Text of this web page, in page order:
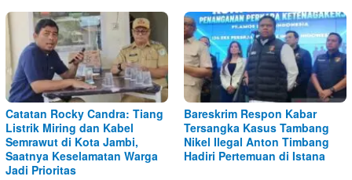
Catatan Rocky Candra: Tiang
Listrik Miring dan Kabel
Semrawut di Kota Jambi,
Saatnya Keselamatan Warga
Jadi Prioritas
Bareskrim Respon Kabar
Tersangka Kasus Tambang
Nikel Ilegal Anton Timbang
Hadiri Pertemuan di Istana